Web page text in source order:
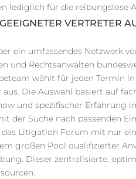
lediglich für die reibungslose
VERTRETER
ein umfassendes Netzwerk
und Rechtsanwälten
wählt für jeden Termin
Die Auswahl basiert auf
und spezifischer Erfahrung
der Suche nach passenden
das Litigation Forum mit nur
großen Pool qualifizierter
Dieser zentralisierte,